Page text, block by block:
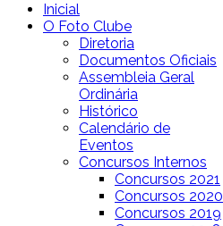
Inicial
O Foto Clube
Diretoria
Documentos Oficiais
Assembleia Geral
Ordinária
Histórico
Calendário de
Eventos
Concursos Internos
Concursos 2021
Concursos 2020
Concursos 2019